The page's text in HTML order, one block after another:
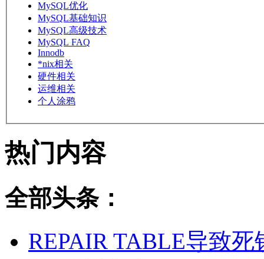
MySQL优化
MySQL基础知识
MySQL高级技术
MySQL FAQ
Innodb
*nix相关
硬件相关
运维相关
个人涂鸦
热门内容
全部头条：
REPAIR TABLE导致死